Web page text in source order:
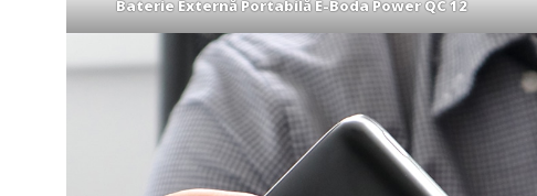
Baterie Externă Portabilă E-Boda Power QC 12